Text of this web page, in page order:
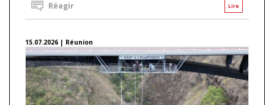
Lire
Réagir
15.07.2026 | Réunion